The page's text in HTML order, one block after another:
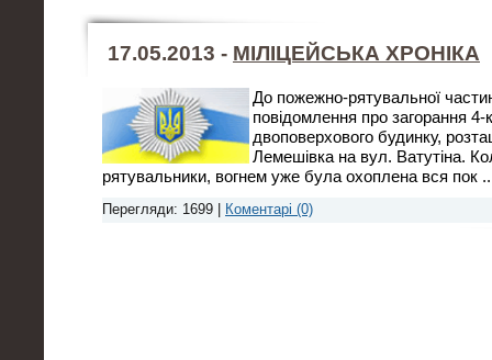
17.05.2013 - МІЛІЦЕЙСЬКА ХРОНІКА
До пожежно-рятувальної
повідомлення про загорання 4-
двоповерхового будинку,
Лемешівка на вул. Ватутіна.
рятувальники, вогнем уже була охоплена вся пок
Перегляди: 1699 | Коментарі (0)